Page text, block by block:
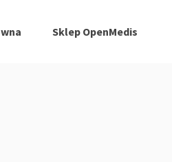
Sklep OpenMedis